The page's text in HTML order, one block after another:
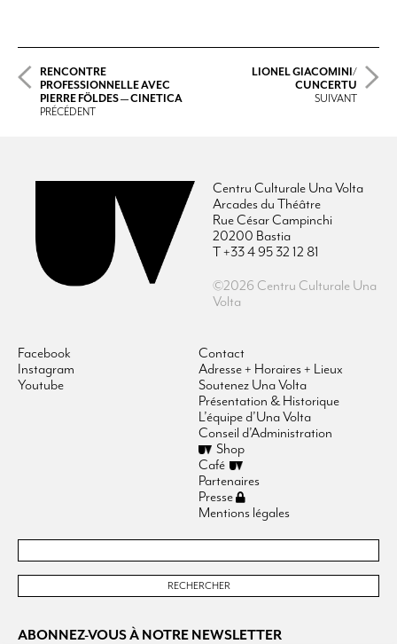
RENCONTRE
PROFESSIONNELLE AVEC
PIERRE FÖLDES — CINETICA
PRÉCÉDENT
LIONEL GIACOMINI/
CUNCERTU
SUIVANT
Centru Culturale Una Volta
Arcades du Théâtre
Rue César Campinchi
20200 Bastia
T +33 4 95 32 12 81
©2026 Centru Culturale Una
Volta
Facebook
Instagram
Youtube
Contact
Adresse + Horaires + Lieux
Soutenez Una Volta
Présentation & Historique
L’équipe d’Una Volta
Conseil d’Administration
Shop
Café
Partenaires
Presse
Mentions légales
ABONNEZ-VOUS À NOTRE NEWSLETTER